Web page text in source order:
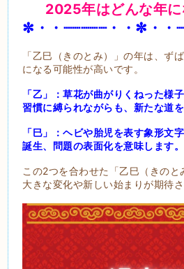
2025年はどんな年に
✼・・┈┈┈┈┈・・✼・・
「乙巳（きのとみ）」の年は、ず
になる可能性が高いです。
「乙」：草花が曲がりくねった様
習慣に縛られながらも、新たな道
「巳」：ヘビや胎児を表す象形文
誕生、問題の表面化を意味します。
この2つを合わせた「乙巳（きのと
大きな変化や新しい始まりが期待さ